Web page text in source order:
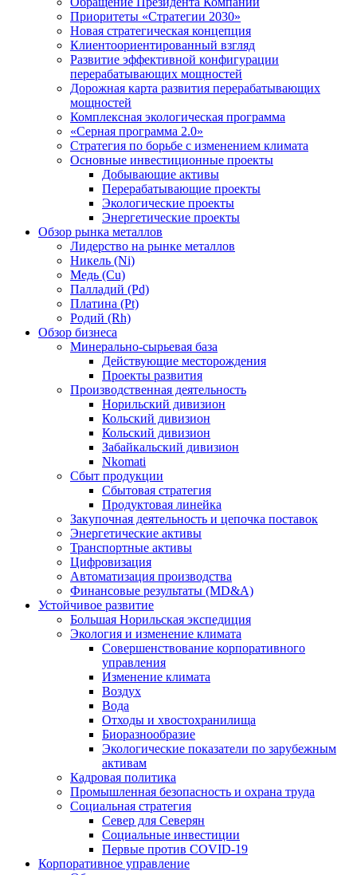
Приоритеты «Стратегии 2030»
Новая стратегическая концепция
Клиентоориентированный взгляд
Развитие эффективной конфигурации
перерабатывающих мощностей
Дорожная карта развития перерабатывающих
мощностей
Комплексная экологическая программа
«Серная программа 2.0»
Стратегия по борьбе с изменением климата
Основные инвестиционные проекты
Добывающие активы
Перерабатывающие проекты
Экологические проекты
Энергетические проекты
Обзор рынка металлов
Лидерство на рынке металлов
Никель (Ni)
Медь (Cu)
Палладий (Pd)
Платина (Pt)
Родий (Rh)
Обзор бизнеса
Минерально-сырьевая база
Действующие месторождения
Проекты развития
Производственная деятельность
Норильский дивизион
Кольский дивизион
Кольский дивизион
Забайкальский дивизион
Nkomati
Сбыт продукции
Сбытовая стратегия
Продуктовая линейка
Закупочная деятельность и цепочка поставок
Энергетические активы
Транспортные активы
Цифровизация
Автоматизация производства
Финансовые результаты (MD&A)
Устойчивое развитие
Большая Норильская экспедиция
Экология и изменение климата
Совершенствование корпоративного
управления
Изменение климата
Воздух
Вода
Отходы и хвостохранилища
Биоразнообразие
Экологические показатели по зарубежным
активам
Кадровая политика
Промышленная безопасность и охрана труда
Социальная стратегия
Север для Северян
Социальные инвестиции
Первые против COVID‑19
Корпоративное управление